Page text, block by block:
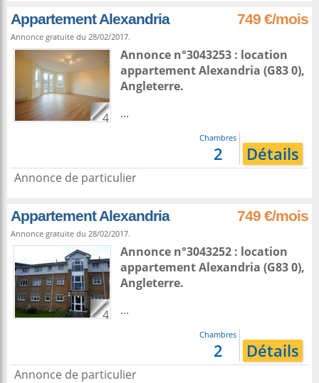
Appartement Alexandria 749 €/mois
Annonce gratuite du 28/02/2017.
4
Annonce n°3043253 : location
appartementAlexandria (G83 0),
Angleterre.
...
Chambres
2 Détails
Annonce de particulier
Appartement Alexandria 749 €/mois
Annonce gratuite du 28/02/2017.
4
Annonce n°3043252 : location
appartementAlexandria (G83 0),
Angleterre.
...
Chambres
2 Détails
Annonce de particulier